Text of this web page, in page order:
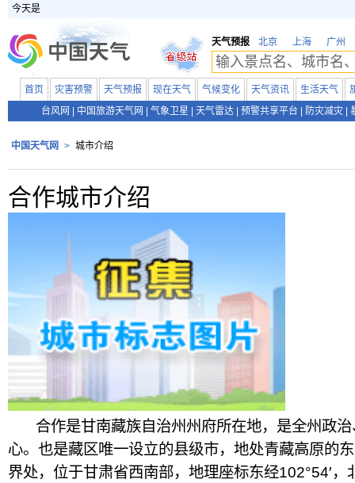
今天是
天气预报 北京 上海 广州
首页 灾害预警 天气预报 现在天气 气候变化 天气资讯 生活天气
台风网
中国旅游天气网 气象卫星 天气雷达 预警共享平台 防灾减灾
中国天气网 > 城市介绍
合作城市介绍
合作是甘南藏族自治州州府所在地，是全州政治
心。也是藏区唯一设立的县级市，地处青藏高原的
界处，位于甘肃省西南部，地理座标东经102°54′，